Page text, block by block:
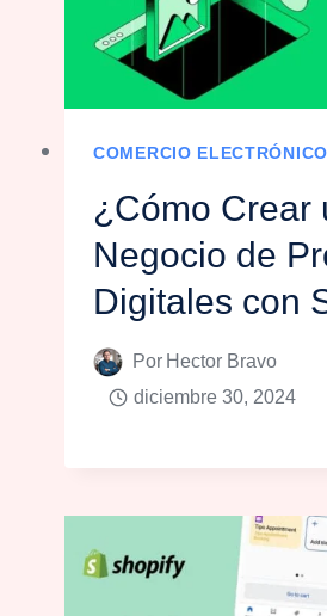
COMERCIO ELECTRÓNICO
¿Cómo Crear
Negocio de
Digitales con
Por Hector Bravo
diciembre 30, 2024